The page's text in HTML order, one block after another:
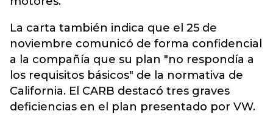
La carta también indica que el 25 de
noviembre comunicó de forma confidencial
a la compañía que su plan "no respondía a
los requisitos básicos" de la normativa de
California. El CARB destacó tres graves
deficiencias en el plan presentado por VW.